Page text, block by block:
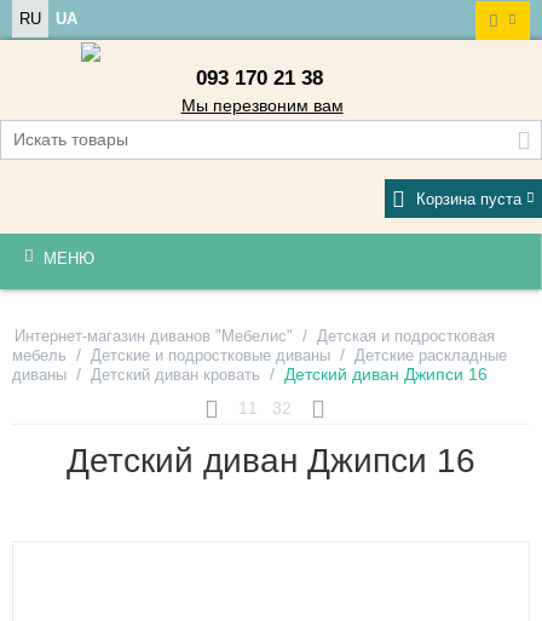
RU UA
093 170 21 38
Мы перезвоним вам
Корзина пуста
МЕНЮ
Интернет-магазин диванов "Мебелис" / Детская и подростковая
мебель / Детские и подростковые диваны / Детские раскладные
диваны / Детский диван кровать / Детский диван Джипси 16
11
32
Детский диван Джипси 16